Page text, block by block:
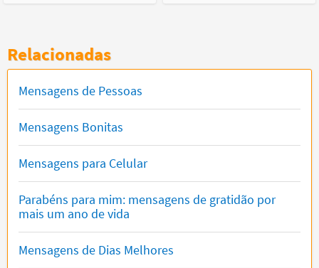
Relacionadas
Mensagens de Pessoas
Mensagens Bonitas
Mensagens para Celular
Parabéns para mim: mensagens de gratidão por
mais um ano de vida
Mensagens de Dias Melhores